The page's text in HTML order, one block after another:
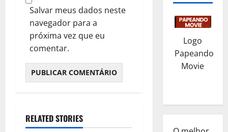
Salvar meus dados neste
navegador para a
próxima vez que eu
comentar.
RELATED STORIES
Logo
Papeando
Movie